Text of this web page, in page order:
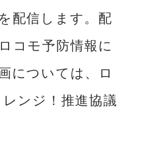
配信します。配
コモ予防情報に
については、ロ
ンジ！推進協議